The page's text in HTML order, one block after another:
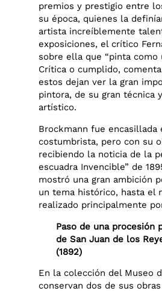
premios y prestigio entre
su época, quienes la
artista increíblemente
exposiciones, el crítico
sobre ella que “pinta como
Crítica o cumplido,
estos dejan ver la gran
pintora, de su gran técnica
artístico.
Brockmann fue encasillada
costumbrista, pero con su
recibiendo la noticia de la
escuadra Invencible” de
mostró una gran ambición
un tema histórico, hasta el
realizado principalmente
Paso de una procesión
de San Juan de los
(1892)
En la colección del Museo
conservan dos de sus